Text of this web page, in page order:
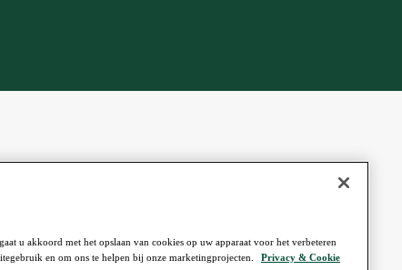
u akkoord met het opslaan van cookies op uw apparaat voor het verbeteren
en om ons te helpen bij onze marketingprojecten.
Privacy & Cookie